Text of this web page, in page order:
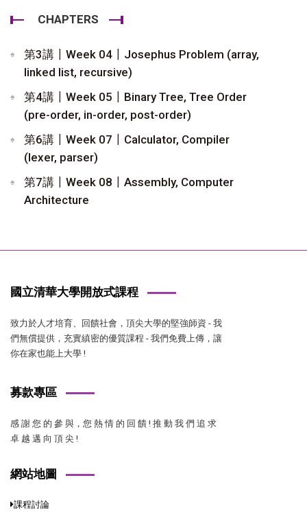
CHAPTERS
第3講〡Week 04〡Josephus Problem (array,
linked list, recursive)
第4講〡Week 05〡Binary Tree, Tree Order
(pre-order, in-order, post-order)
第6講〡Week 07〡Calculator, Compiler
(lexer, parser)
第7講〡Week 08〡Assembly, Computer
Architecture
國立清華大學開放式課程
致力於人才培育、回饋社會，頂尖大學的堅強師資 - 我
們無償提供，充實縝密的優質課程 - 我們免費上傳，讓
你在家也能上大學 !
募款專區
感 謝 您 的 參 與，您 熱 情 的 回 饋 ! 推 動 我 們 追 求
卓 越 邁 向 頂 尖 !
網站地圖
課程討論